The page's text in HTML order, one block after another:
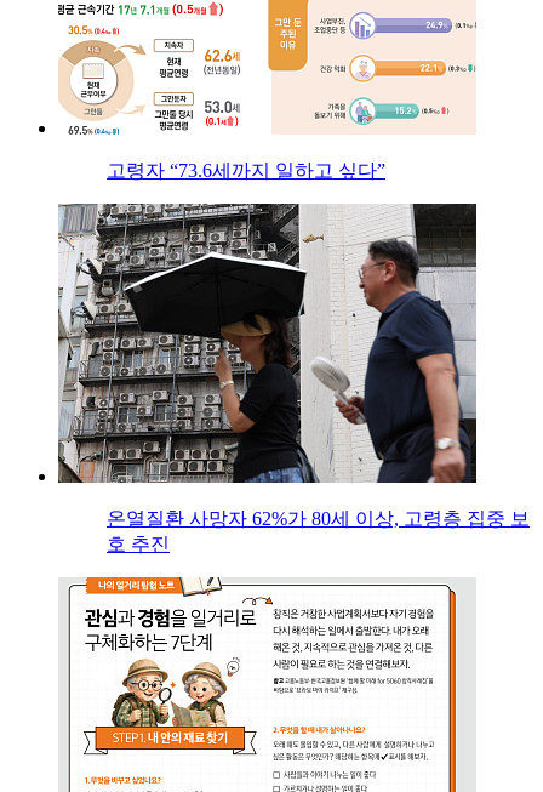
고령자 “73.6세까지 일하고 싶다”
온열질환 사망자 62%가 80세 이상, 고령층 집중 보
호 추진